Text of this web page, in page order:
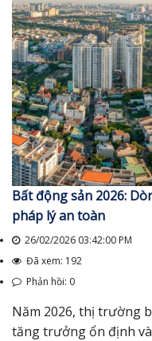
Bất động sản 2026:
pháp lý an toàn
26/02/2026 03:42:00 PM
Đã xem: 192
Phản hồi: 0
Năm 2026, thị trường
tăng trưởng ổn định